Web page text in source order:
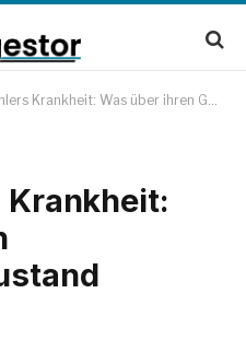
Was über ihren Gesundheitszustand bekannt ist
Krankheit: